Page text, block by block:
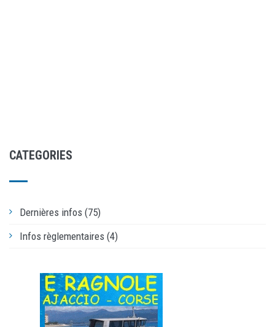
CATEGORIES
Dernières infos (75)
Infos règlementaires (4)